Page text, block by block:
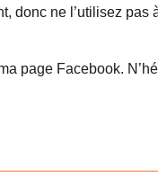
donc ne l’utilisez
page Facebook.